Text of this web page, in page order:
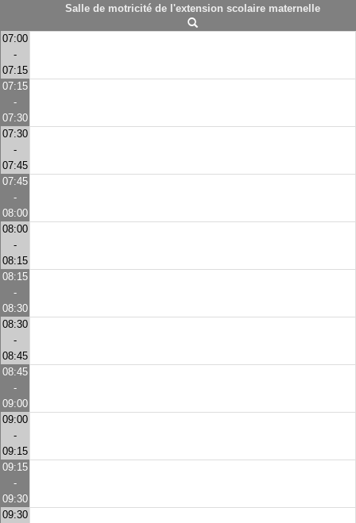
Salle de motricité de l'extension scolaire maternelle
07:00
-
07:15
07:15
-
07:30
07:30
-
07:45
07:45
-
08:00
08:00
-
08:15
08:15
-
08:30
08:30
-
08:45
08:45
-
09:00
09:00
-
09:15
09:15
-
09:30
09:30